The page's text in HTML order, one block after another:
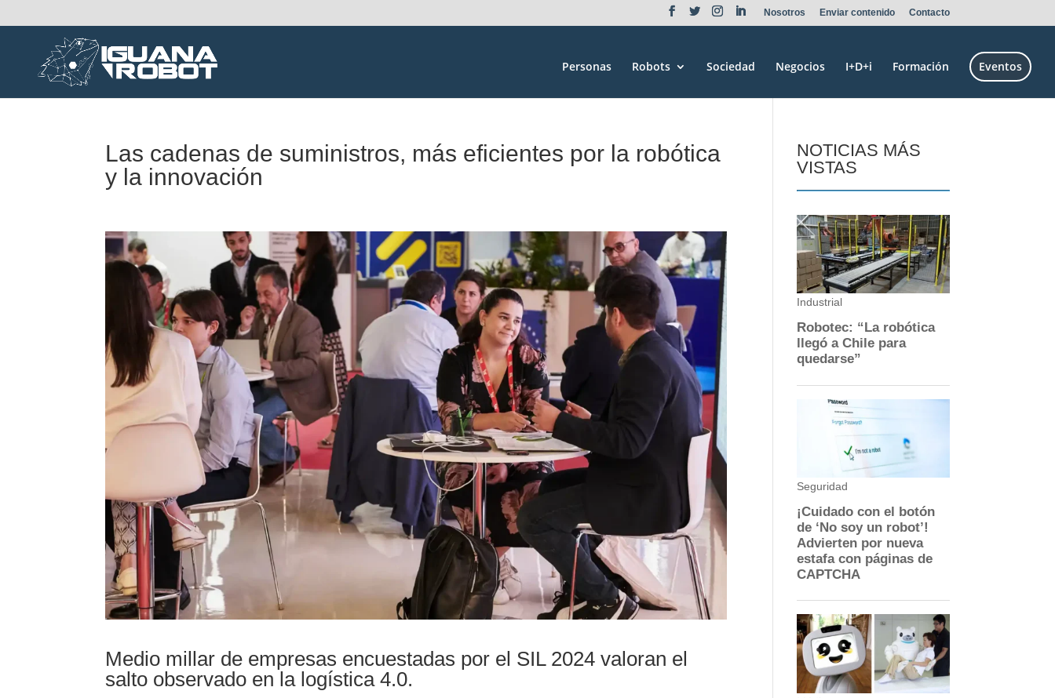
Nosotros Enviar contenido Contacto
Personas Robots Sociedad Negocios I+D+i Formación Eventos
Las cadenas de suministros, más eficientes por la robótica
y la innovación
Medio millar de empresas encuestadas por el SIL 2024 valoran el
salto observado en la logística 4.0.
NOTICIAS MÁS
VISTAS